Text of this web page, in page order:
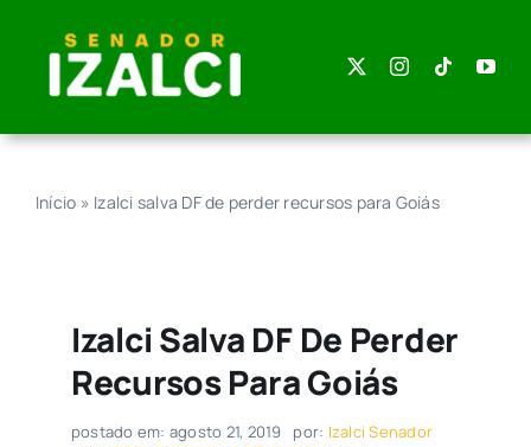
content
Início » Izalci salva DF de perder recursos para Goiás
Izalci Salva DF De Perder
Recursos Para Goiás
postado em: agosto 21, 2019 por: Izalci Senador